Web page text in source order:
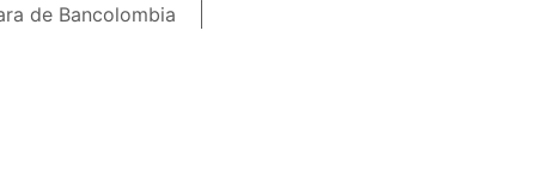
de Bancolombia